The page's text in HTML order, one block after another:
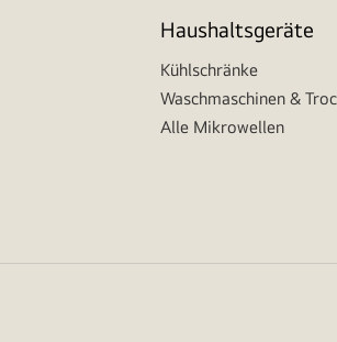
Haushaltsgeräte
Kühlschränke
Waschmaschinen &
Alle Mikrowellen